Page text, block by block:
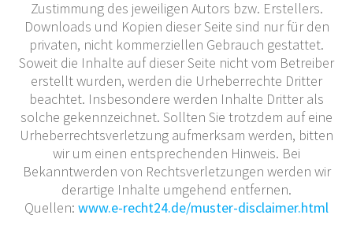
Zustimmung des jeweiligen Autors bzw. Erstellers.
Downloads und Kopien dieser Seite sind nur für den
privaten, nicht kommerziellen Gebrauch gestattet.
Soweit die Inhalte auf dieser Seite nicht vom Betreiber
erstellt wurden, werden die Urheberrechte Dritter
beachtet. Insbesondere werden Inhalte Dritter als
solche gekennzeichnet. Sollten Sie trotzdem auf eine
Urheberrechtsverletzung aufmerksam werden, bitten
wir um einen entsprechenden Hinweis. Bei
Bekanntwerden von Rechtsverletzungen werden wir
derartige Inhalte umgehend entfernen.
Quellen: www.e-recht24.de/muster-disclaimer.html